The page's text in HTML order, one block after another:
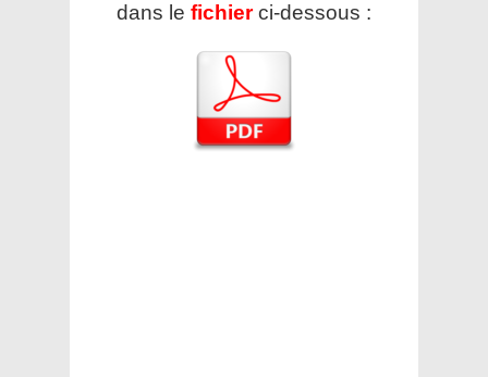
dans le fichier ci-dessous :